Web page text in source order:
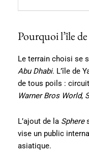
Pourquoi l’île de
Le terrain choisi se
Abu Dhabi. L’île de
de tous poils :
Warner Bros World,
L’ajout de la Sphere
vise un public
asiatique.